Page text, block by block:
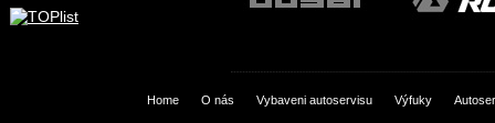
Home O nás Vybaveni autoservisu Výfuky